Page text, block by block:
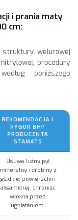
i prania maty
cm:
struktury welurowej
procedury
poniższego
REKOMENDACJA I
RYGOR BHP
PRODUCENTA
STAMATS
Usuwa luźny pył
mineralny i drobiny z
gładkiej powierzchni
aksamitnej, chroniąc
włókna przed
ugniataniem.